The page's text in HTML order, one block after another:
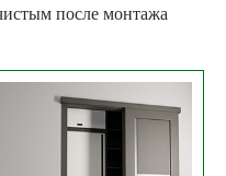
после монтажа